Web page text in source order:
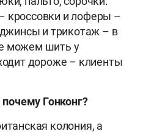
кроссовки и лоферы –
и трикотаж – в
можем шить у
дороже – клиенты
Гонконг?
колония, а